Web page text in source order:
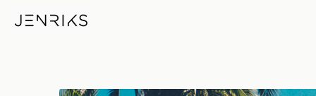
Casa De Balboa — photo by